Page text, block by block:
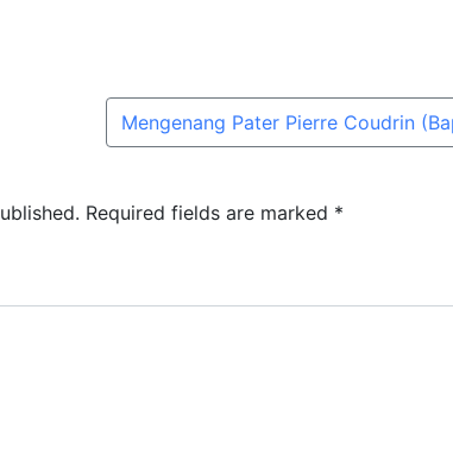
Mengenang Pater Pierre Coudrin
Required fields are marked *